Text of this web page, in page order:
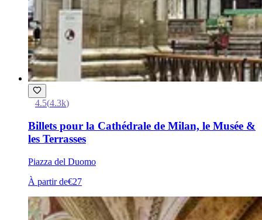
4.5(4.3k)
Billets pour la Cathédrale de Milan, le Musée &
les Terrasses
Piazza del Duomo
À partir de€27